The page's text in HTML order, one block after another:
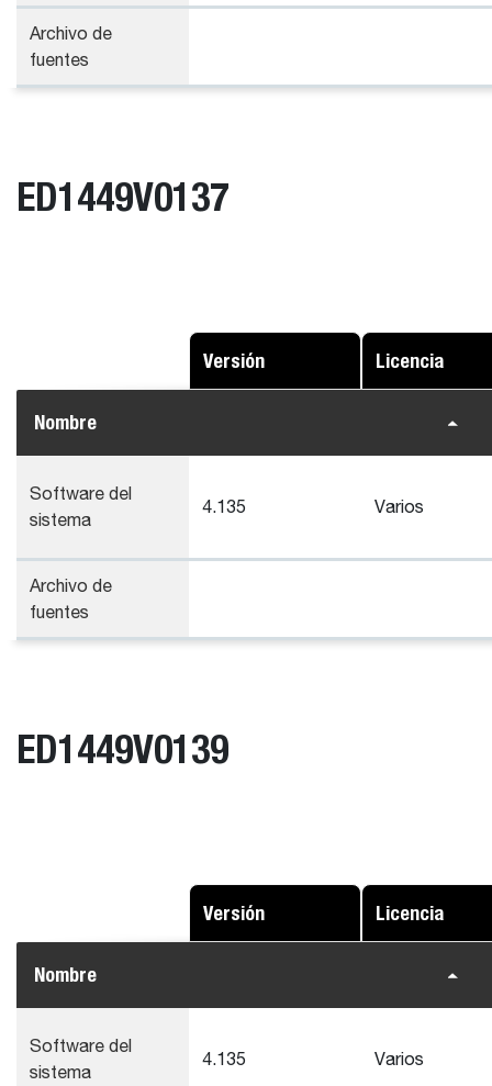
Archivo de
fuentes
ED1449V0137
Versión Licencia
Nombre
Software del
sistema
4.135 Varios
Archivo de
fuentes
ED1449V0139
Versión Licencia
Nombre
Software del
sistema
4.135 Varios